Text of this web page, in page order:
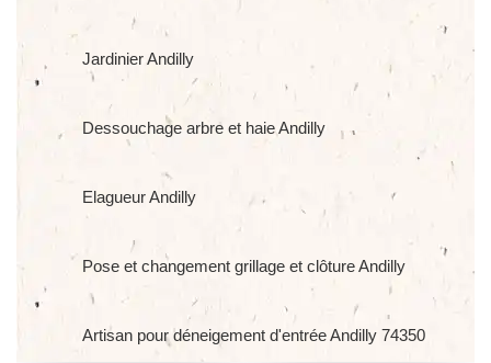
Jardinier Andilly
Dessouchage arbre et haie Andilly
Elagueur Andilly
Pose et changement grillage et clôture Andilly
Artisan pour déneigement d'entrée Andilly 74350